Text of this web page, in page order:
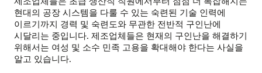
현대의 공장 시스템을 다룰 수 있는 숙련된 기술 인력에
이르기까지 경력 및 숙련도와 무관한 전반적 구인난에
시달리는 중입니다. 제조업체들은 현재의 구인난을 해결하기
위해서는 여성 및 소수 민족 고용을 확대해야 한다는 사실을
알고 있습니다.